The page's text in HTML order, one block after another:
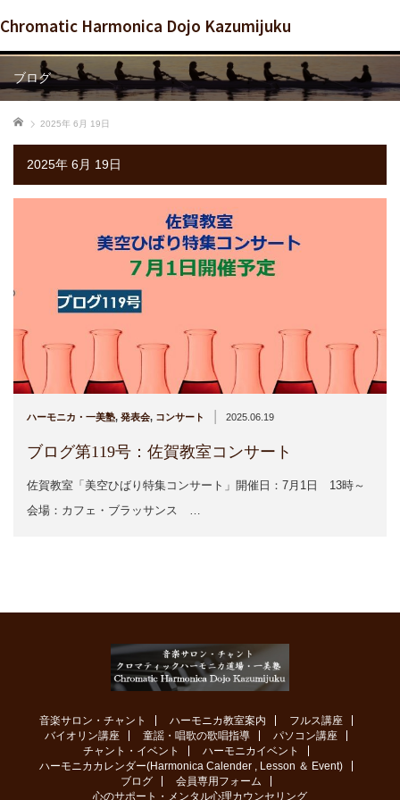
Chromatic Harmonica Dojo Kazumijuku
ブログ
ホーム 2025年 6月 19日
2025年 6月 19日
ハーモニカ・一美塾, 発表会, コンサート | 2025.06.19
ブログ第119号：佐賀教室コンサート
佐賀教室「美空ひばり特集コンサート」開催日：7月1日 13時～
会場：カフェ・ブラッサンス …
音楽サロン・チャント ハーモニカ教室案内
フルス講座
バイオリン講座
童謡・唱歌の歌唱指導
パソコン講座
チャント・イベント
ハーモニカイベント
ハーモニカカレンダー(Harmonica Calender , Lesson ＆ Event)
ブログ
会員専用フォーム
心のサポート・メンタル心理カウンセリング